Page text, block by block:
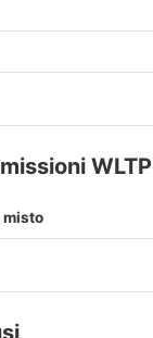
WLTP
misto